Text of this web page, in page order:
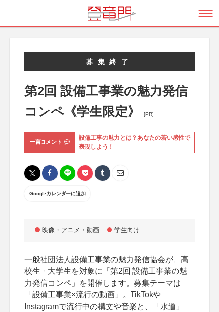
募集終了
第2回 設備工事業の魅力発信
コンペ《学生限定》
[PR]
一言コメント
設備工事の魅力とは？あなたの若い感性で
表現しよう！
Googleカレンダーに追加
映像・アニメ・動画 学生向け
一般社団法人設備工事業の魅力発信協会が、高
校生・大学生を対象に「第2回 設備工事業の魅
力発信コンペ」を開催します。募集テーマは
「設備工事業×流行の動画」。TikTokや
Instagramで流行中の構文や音楽と、「水道」